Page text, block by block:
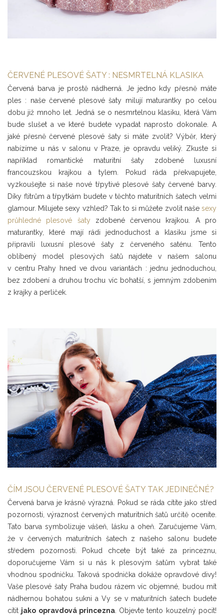
ČERVENÉ PLESOVÉ ŠATY : NESMRTELNÁ KLASIKA
Červená barva je prostě nádherná. Je jedno kdy přesně máte
ples : naše červené plesové šaty milují maturantky po celou
dobu již mnoho let. Jedná se o nesmrtelnou klasiku, která Vám
bude slušet a ve které budete vypadat naprosto dokonale. A
jaké přesně červené plesové šaty si máte zvolit? Výběr, který
nabízíme u nás v salonu v Praze, je opravdu veliký. Zkuste si
například romantické maturitní šaty zdobené luxusní
francouzskou krajkou a tylem. Pokud ráda překvapujete,
vyzkoušejte si naše nové třpytivé plesové šaty červené barvy.
Díky flitrům a třpytkám budete v těchto maturitních šatech velmi
glamour. Milujete sexy vzhled? Tak to si můžete zvolit naše sexy
průhledné plesové šaty zdobené červenou krajkou. A pro
maturantky, které mají rádi jednoduchost a klasiku jsme si
připravili luxusní plesové šaty z červeného saténu. Tento
oblíbený model plesových šatů najdete v našem salonu
v centru Prahy hned ve dvou variantách : jednu jednoduchou,
bez zdobení a druhou trochu víc bohatší, s jemným zdobením
z krajky a perliček.
ČÍM JSOU ČERVENÉ PLESOVÉ ŠATY TAK JEDINEČNÉ?
Červená barva je krásně výrazná. Pokud se ráda cítíte jako střed
pozornosti, výraznost červených maturitních šatů určitě oceníte.
Tato barva symbolizuje vášeň, lásku a oheň. Zaručujeme Vám,
že v červených maturitních šatech z našeho salonu budete
středem pozornosti. Pokud chcete být také za princeznu,
doporučujeme Vám si u nás k plesovým šatům vybrat také
vhodnou spodničku. Taková spodnička dokáže opravdové divy!
Vaše plesové šaty Praha budou rázem víc objemné, budou mít
nádhernou bohatou sukni a Vy se v maturitních šatech budete
cítit jako opravdová princezna. Objevte tento kouzelný pocit!